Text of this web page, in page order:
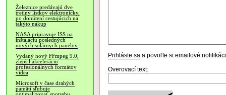
Železnice predávajú dve
tretiny lístkov elektronicky,
po donútení cestujúcich na
takýto nákup
NASA pripravuje ISS na
inštaláciu posledných
nových solárnych panelov
Vydaný nový FFmpeg 9.0,
zlepšil akceleráciu
profesionálnych formátov
videa
Microsoft v čase drahých
pamätí sľubuje
Prihláste sa a povoľte si emailové
Overovací text: